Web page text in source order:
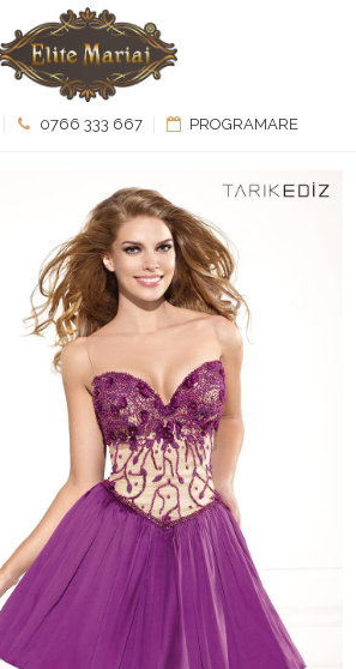
0766 333 667 PROGRAMARE